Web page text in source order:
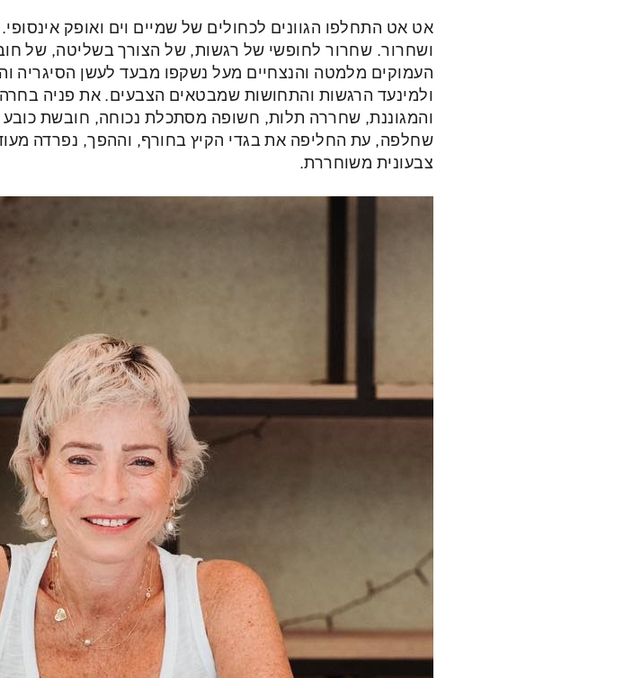
אט אט התחלפו הגוונים לכחולים של שמיים וים ואופק
ושחרור. שחרור לחופשי של רגשות, של הצורך בשליטה, של
העמוקים מלמטה והנצחיים מעל נשקפו מבעד לעשן הסיגריה
ולמינעד הרגשות והתחושות שמבטאים הצבעים. את פניה
והמגוננת, שחררה תלות, חשופה מסתכלת נכוחה, חובשת
שחלפה, עת החליפה את בגדי הקיץ בחורף, וההפך, נפרדה
צבעונית משוחררת.